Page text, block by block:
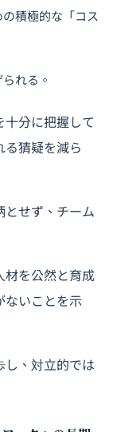
積極的な「コス
れる。
十分に把握して
猜疑を減ら
とせず、チーム
材を公然と育成
ないことを示
し、対立的では